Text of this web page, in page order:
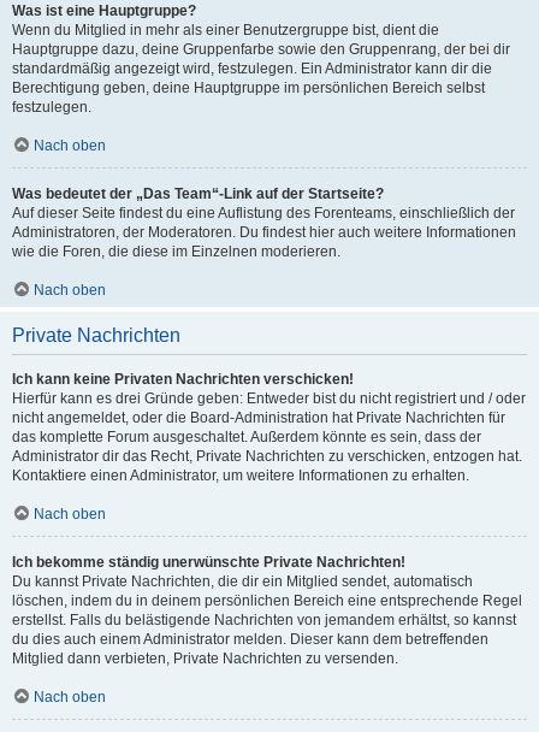
Was ist eine Hauptgruppe?
Wenn du Mitglied in mehr als einer Benutzergruppe bist, dient die
Hauptgruppe dazu, deine Gruppenfarbe sowie den Gruppenrang, der bei dir
standardmäßig angezeigt wird, festzulegen. Ein Administrator kann dir die
Berechtigung geben, deine Hauptgruppe im persönlichen Bereich selbst
festzulegen.
Nach oben
Was bedeutet der „Das Team“-Link auf der Startseite?
Auf dieser Seite findest du eine Auflistung des Forenteams, einschließlich der
Administratoren, der Moderatoren. Du findest hier auch weitere Informationen
wie die Foren, die diese im Einzelnen moderieren.
Nach oben
Private Nachrichten
Ich kann keine Privaten Nachrichten verschicken!
Hierfür kann es drei Gründe geben: Entweder bist du nicht registriert und / oder
nicht angemeldet, oder die Board-Administration hat Private Nachrichten für
das komplette Forum ausgeschaltet. Außerdem könnte es sein, dass der
Administrator dir das Recht, Private Nachrichten zu verschicken, entzogen hat.
Kontaktiere einen Administrator, um weitere Informationen zu erhalten.
Nach oben
Ich bekomme ständig unerwünschte Private Nachrichten!
Du kannst Private Nachrichten, die dir ein Mitglied sendet, automatisch
löschen, indem du in deinem persönlichen Bereich eine entsprechende Regel
erstellst. Falls du belästigende Nachrichten von jemandem erhältst, so kannst
du dies auch einem Administrator melden. Dieser kann dem betreffenden
Mitglied dann verbieten, Private Nachrichten zu versenden.
Nach oben